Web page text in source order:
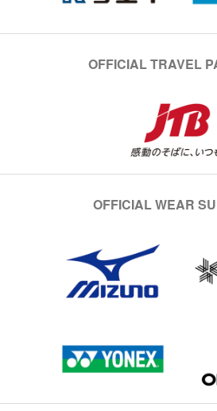
OFFICIAL TRAVEL
OFFICIAL WEAR